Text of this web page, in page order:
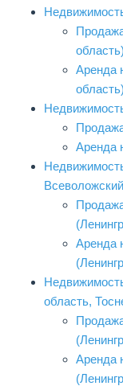
Продажа
область)
Аренда
область)
Недвижимость - г. Мурино (Ленинградская
Продажа
Аренда
Недвижимость - г. Никольское
область,
Продажа
Аренда